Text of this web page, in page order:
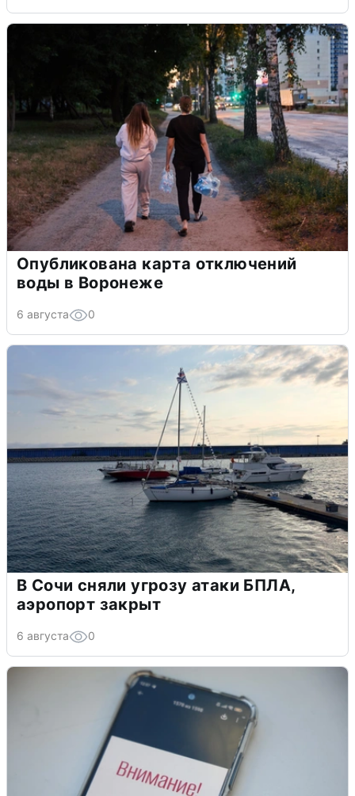
Опубликована карта отключений
воды в Воронеже
6 августа 0
В Сочи сняли угрозу атаки БПЛА,
аэропорт закрыт
6 августа 0